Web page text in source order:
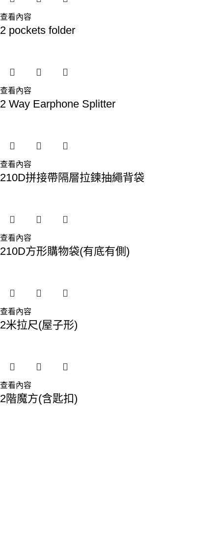
查看內容
2 pockets folder
查看內容
2 Way Earphone Splitter
查看內容
210D拼接帶隔層拉鍊抽繩背袋
查看內容
210D方形購物袋(有底有側)
查看內容
2米拉尺(屋子形)
查看內容
2階魔方(含匙扣)